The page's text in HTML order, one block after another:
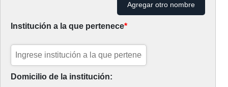
Agregar otro nombre
Institución a la que pertenece*
Domicilio de la institución: